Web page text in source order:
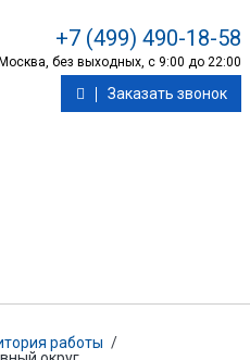
+7 (499) 490-18-58
Москва, без выходных, с 9:00 до 22:00
Заказать звонок
работы /